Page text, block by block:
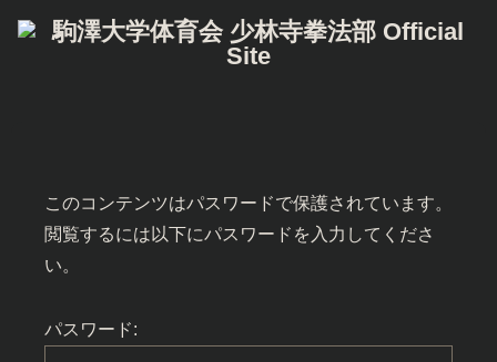
このコンテンツはパスワードで保護されています。
閲覧するには以下にパスワードを入力してくださ
い。
パスワード: